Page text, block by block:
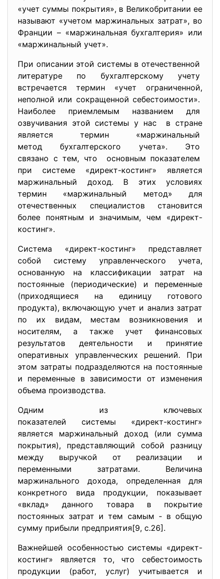
«учет суммы покрытия», в Великобритании ее
называют «учетом маржинальных затрат», во
Франции – «маржинальная бухгалтерия» или
«маржинальный учет».
При описании этой системы в отечественной
литературе по бухгалтерскому учету
встречается термин «учет ограниченной,
неполной или сокращенной себестоимости».
Наиболее приемлемым названием для
озвучивания этой системы у нас в стране
является термин «маржинальный
метод бухгалтерского учета». Это
связано с тем, что основным показателем
при системе «директ-костинг» является
маржинальный доход. В этих условиях
термин «маржинальный метод» для
отечественных специалистов становится
более понятным и значимым, чем «директ-
костинг».
Система «директ-костинг» представляет
собой систему управленческого учета,
основанную на классификации затрат на
постоянные (периодические) и переменные
(приходящиеся на единицу готового
продукта), включающую учет и анализ затрат
по их видам, местам возникновения и
носителям, а также учет финансовых
результатов деятельности и принятие
оперативных управленческих решений. При
этом затраты подразделяются на постоянные
и переменные в зависимости от изменения
объема производства.
Одним из ключевых
показателей системы «директ-костинг»
является маржинальный доход (или сумма
покрытия), представляющий собой разницу
между выручкой от реализации и
переменными затратами. Величина
маржинального дохода, определенная для
конкретного вида продукции, показывает
«вклад» данного товара в покрытие
постоянных затрат и тем самым - в общую
сумму прибыли предприятия[9, с.26].
Важнейшей особенностью системы «директ-
костинг» является то, что себестоимость
продукции (работ, услуг) учитывается и